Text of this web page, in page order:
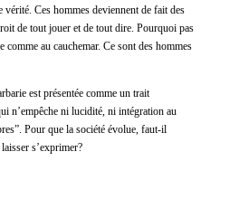
Ces hommes deviennent de fait des
de tout jouer et de tout dire. Pourquoi pas
comme au cauchemar. Ce sont des hommes
est présentée comme un trait
n’empêche ni lucidité, ni intégration au
Pour que la société évolue, faut-il
s’exprimer?